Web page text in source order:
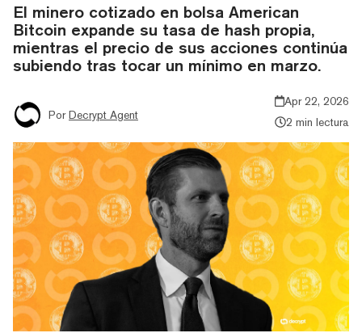
El minero cotizado en bolsa American
Bitcoin expande su tasa de hash propia,
mientras el precio de sus acciones continúa
subiendo tras tocar un mínimo en marzo.
Por Decrypt Agent
Apr 22, 2026
2 min lectura